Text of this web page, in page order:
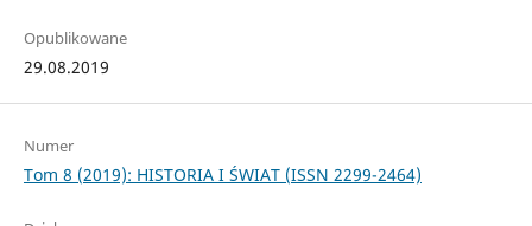
Opublikowane
29.08.2019
Numer
Tom 8 (2019): HISTORIA I ŚWIAT (ISSN 2299-2464)